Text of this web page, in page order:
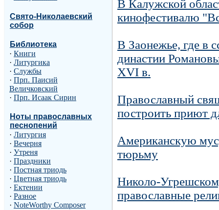
Свято-Николаевский
собор
Библиотека
· Книги
· Литургика
· Службы
· Прп. Паисий
Величковский
· Прп. Исаак Сирин
Ноты православных
песнопений
· Литургия
· Вечерня
· Утреня
· Праздники
· Постная триодь
· Цветная триодь
· Ектении
· Разное
· NoteWorthy Composer
В Калужской
кинофестивалю
В Заонежье, где в
династии
XVI в.
Православный
построить приют
Американскую
тюрьму
Николо-
православные